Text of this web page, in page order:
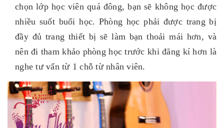
chọn lớp học viên quá đông, bạn sẽ không học được
nhiều suốt buổi học. Phòng học phải được trang bị
đầy đủ trang thiết bị sẽ làm bạn thoải mái hơn, và
nên đi tham khảo phòng học trước khi đăng kí hơn là
nghe tư vấn từ 1 chỗ từ nhân viên.